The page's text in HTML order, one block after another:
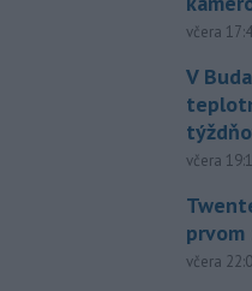
včera
V
včera
prvom
včera